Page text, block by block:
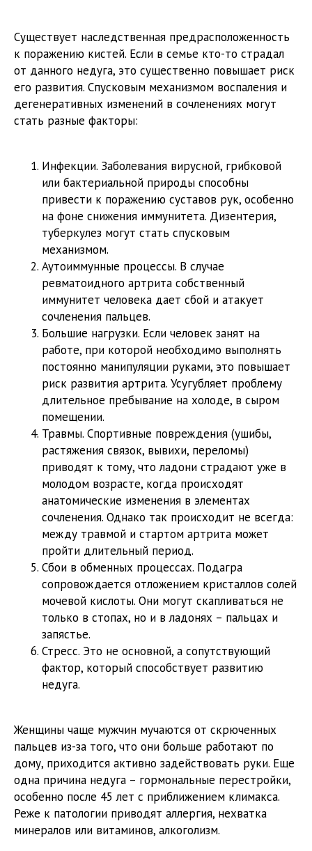
Существует наследственная предрасположенность
к поражению кистей. Если в семье кто-то страдал
от данного недуга, это существенно повышает риск
его развития. Спусковым механизмом воспаления и
дегенеративных изменений в сочленениях могут
стать разные факторы:
Инфекции. Заболевания вирусной, грибковой
или бактериальной природы способны
привести к поражению суставов рук, особенно
на фоне снижения иммунитета. Дизентерия,
туберкулез могут стать спусковым
механизмом.
Аутоиммунные процессы. В случае
ревматоидного артрита собственный
иммунитет человека дает сбой и атакует
сочленения пальцев.
Большие нагрузки. Если человек занят на
работе, при которой необходимо выполнять
постоянно манипуляции руками, это повышает
риск развития артрита. Усугубляет проблему
длительное пребывание на холоде, в сыром
помещении.
Травмы. Спортивные повреждения (ушибы,
растяжения связок, вывихи, переломы)
приводят к тому, что ладони страдают уже в
молодом возрасте, когда происходят
анатомические изменения в элементах
сочленения. Однако так происходит не всегда:
между травмой и стартом артрита может
пройти длительный период.
Сбои в обменных процессах. Подагра
сопровождается отложением кристаллов солей
мочевой кислоты. Они могут скапливаться не
только в стопах, но и в ладонях – пальцах и
запястье.
Стресс. Это не основной, а сопутствующий
фактор, который способствует развитию
недуга.
Женщины чаще мужчин мучаются от скрюченных
пальцев из-за того, что они больше работают по
дому, приходится активно задействовать руки. Еще
одна причина недуга – гормональные перестройки,
особенно после 45 лет с приближением климакса.
Реже к патологии приводят аллергия, нехватка
минералов или витаминов, алкоголизм.